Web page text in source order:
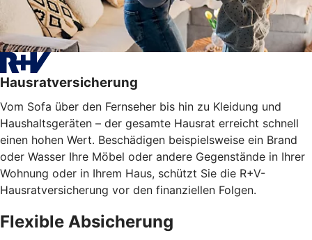
Hausratversicherung
Vom Sofa über den Fernseher bis hin zu Kleidung und
Haushaltsgeräten – der gesamte Hausrat erreicht schnell
einen hohen Wert. Beschädigen beispielsweise ein Brand
oder Wasser Ihre Möbel oder andere Gegenstände in Ihrer
Wohnung oder in Ihrem Haus, schützt Sie die R+V-
Hausratversicherung vor den finanziellen Folgen.
Flexible Absicherung